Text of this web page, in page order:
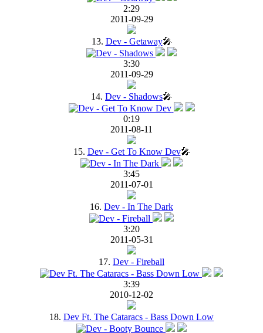
2:29
2011-09-29
13. Dev - Getaway🎤
3:30
2011-09-29
14. Dev - Shadows🎤
0:19
2011-08-11
15. Dev - Get To Know Dev🎤
3:45
2011-07-01
16. Dev - In The Dark
3:20
2011-05-31
17. Dev - Fireball
3:39
2010-12-02
18. Dev Ft. The Cataracs - Bass Down Low